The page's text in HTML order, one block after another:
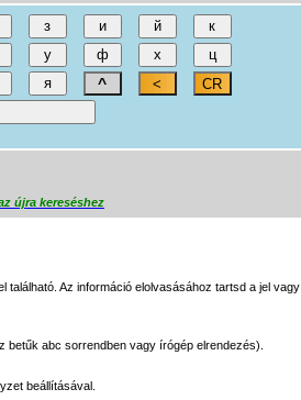
újra kereséshez
Az információ elolvasásához tartsd a jel vagy
betűk abc sorrendben vagy írógép elrendezés).
beállításával.